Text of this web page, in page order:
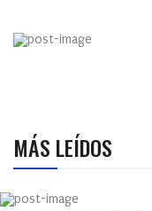
MÁS LEÍDOS